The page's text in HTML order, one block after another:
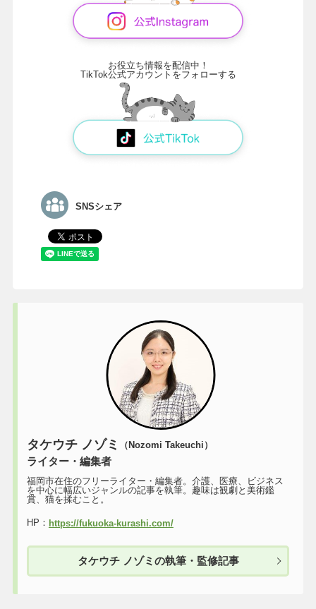
お役立ち情報を配信中！
TikTok公式アカウントをフォローする
SNSシェア
タケウチ ノゾミ （Nozomi Takeuchi）
ライター・編集者
福岡市在住のフリーライター・編集者。介護、医療、ビジネス
を中心に幅広いジャンルの記事を執筆。趣味は観劇と美術鑑
賞、猫を揉むこと。
HP： https://fukuoka-kurashi.com/
タケウチ ノゾミの執筆・監修記事